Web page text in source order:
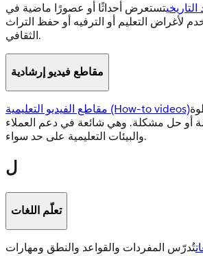
تستعرض أحداثًا أو عصورًا ماضية في
التعليم أو الترفيه أو حفظ التراث
الثقافي.
مقاطع فيديو إرشادية
مقاطع الفيديو التعليمية (How-to videos)
أو حل مشكلة. وهي شائعة في دعم العملاء
والبيئات التعليمية على حد سواء.
ل
تعلّم اللغات
تُدرّس المفردات والقواعد والنطق ومهارات